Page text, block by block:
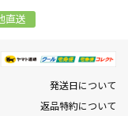
直送
発送日について
返品特約について